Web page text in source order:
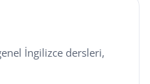
İngilizce dersleri,